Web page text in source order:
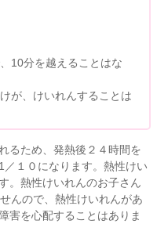
10分を越えることはな
が、けいれんすることは
るため、発熱後２４時間を
１０になります。熱性けい
。熱性けいれんのお子さん
んので、熱性けいれんがあ
害を心配することはありま